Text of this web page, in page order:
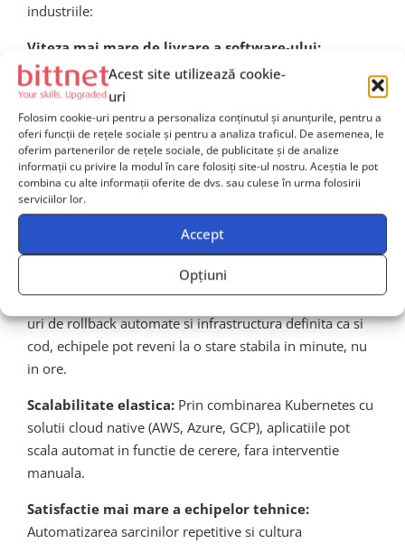
Acest site utilizează cookie-
uri
Folosim cookie-uri pentru a personaliza conținutul și anunțurile, pentru a
oferi funcții de rețele sociale și pentru a analiza traficul. De asemenea, le
oferim partenerilor de rețele sociale, de publicitate și de analize
informații cu privire la modul în care folosiți site-ul nostru. Aceștia le pot
combina cu alte informații oferite de dvs. sau culese în urma folosirii
serviciilor lor.
Accept
Opțiuni
industriile:
Viteza mai mare de livrare a software-ului:
Organizatiile DevOps de inalt nivel pot livra software de
200 de ori mai frecvent decat organizatiile cu practici
traditionale, conform raportului anual DORA (DevOps
Research and Assessment).
Rata mai mica de erori in productie:Prin
automatizarea testarii si prin practicile de code review,
numarul defectelor care ajung in productie scade
dramatic, reducand incidentele si imbunatatind
Recuperare mai rapida dupa incidente:Cu pipeline-
uri de rollback automate si infrastructura definita ca si
cod, echipele pot reveni la o stare stabila in minute, nu
in ore.
Scalabilitate elastica: Prin combinarea Kubernetes cu
solutii cloud native (AWS, Azure, GCP), aplicatiile pot
scala automat in functie de cerere, fara interventie
manuala.
Satisfactie mai mare a echipelor tehnice:
Automatizarea sarcinilor repetitive si cultura